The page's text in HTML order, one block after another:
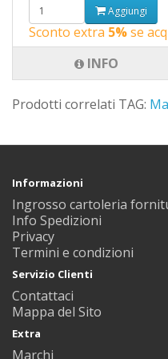
Aggiungi
Sconto extra 5%se
INFO
Prodotti correlati TAG:
Informazioni
Ingrosso cartoleria
Info Spedizioni
Privacy
Termini e condizioni
Servizio Clienti
Contattaci
Mappa del Sito
Extra
Marchi